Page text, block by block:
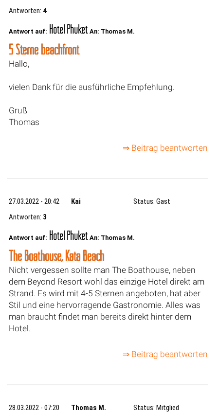
Antworten: 4
Antwort auf: Hotel Phuket An: Thomas M.
5 Sterne beachfront
Hallo,
vielen Dank für die ausführliche Empfehlung.
Gruß
Thomas
⇒ Beitrag beantworten
27.03.2022 - 20:42 Kai
Status: Gast
Antworten: 3
Antwort auf: Hotel Phuket An: Thomas M.
The Boathouse, Kata Beach
Nicht vergessen sollte man The Boathouse, neben
dem Beyond Resort wohl das einzige Hotel direkt am
Strand. Es wird mit 4-5 Sternen angeboten, hat aber
Stil und eine hervorragende Gastronomie. Alles was
man braucht findet man bereits direkt hinter dem
Hotel.
⇒ Beitrag beantworten
28.03.2022 - 07:20 Thomas M.
Status: Mitglied